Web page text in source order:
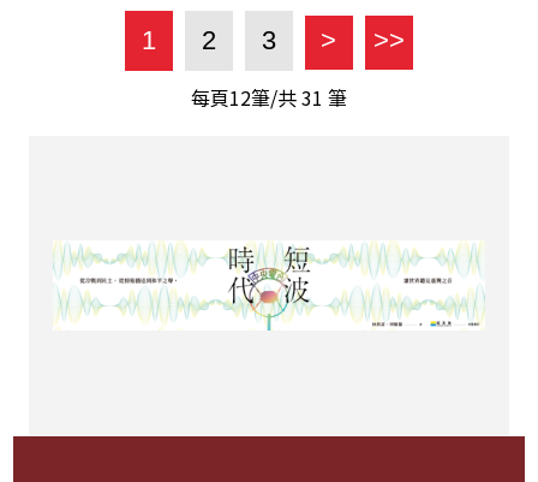
1 2 3 > >>
每頁12筆/共31 筆